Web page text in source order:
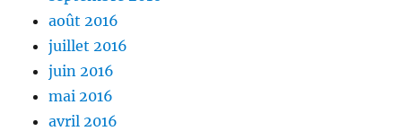
août 2016
juillet 2016
juin 2016
mai 2016
avril 2016